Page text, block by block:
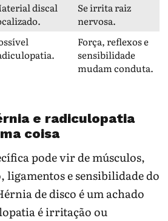
discal
Se irrita raiz
nervosa.
Força, reflexos e
sensibilidade
mudam conduta.
e radiculopatia
coisa
pode vir de músculos,
ligamentos e sensibilidade do
de disco é um achado
é irritação ou